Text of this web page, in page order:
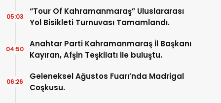
“Tour Of Kahramanmaraş” Uluslararası
Yol Bisikleti Turnuvası Tamamlandı.
05:03
Anahtar Parti Kahramanmaraş İl Başkanı
Kayıran, Afşin Teşkilatı ile buluştu.
04:50
Geleneksel Ağustos Fuarı’nda Madrigal
Coşkusu.
06:26